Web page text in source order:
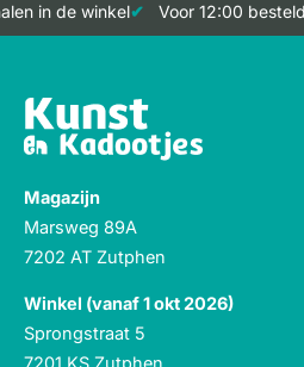
in de winkel Voor 12:00
Magazijn
Marsweg 89A
7202 AT Zutphen
Winkel (vanaf 1 okt 2026)
Sprongstraat 5
7201 KS Zutphen